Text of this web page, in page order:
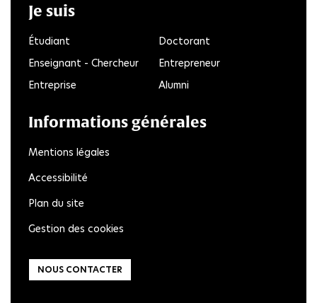
Je suis
Étudiant
Doctorant
Enseignant - Chercheur
Entrepreneur
Entreprise
Alumni
Informations générales
Mentions légales
Accessibilité
Plan du site
Gestion des cookies
NOUS CONTACTER